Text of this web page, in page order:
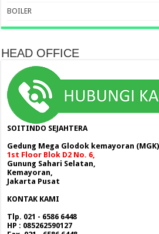
BOILER
HEAD OFFICE
SOITINDO SEJAHTERA
Gedung Mega Glodok kemayoran
1st Floor Blok D2 No. 6,
Gunung Sahari Selatan,
Kemayoran,
Jakarta Pusat
KONTAK KAMI
Tlp. 021 - 6586 6448
HP : 085262590127